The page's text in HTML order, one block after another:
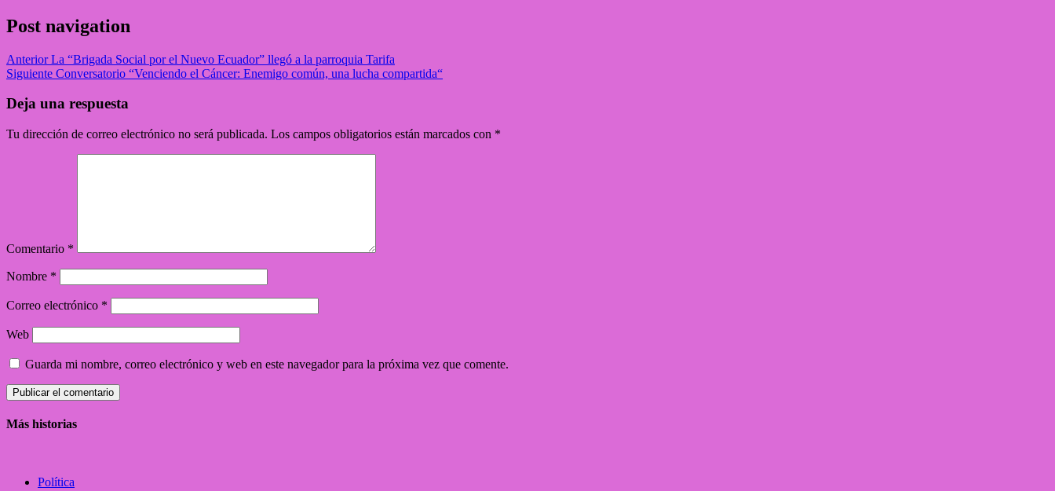
Post navigation
AnteriorLa “Brigada Social por el Nuevo Ecuador” llegó a la parroquia Tarifa
Siguiente Conversatorio “Venciendo el Cáncer: Enemigo común, una lucha compartida“
Deja una respuesta
Tu dirección de correo electrónico no será publicada. Los campos obligatorios están marcados con *
Comentario *
Nombre *
Correo electrónico *
Web
Guarda mi nombre, correo electrónico y web en este navegador para la próxima vez que comente.
Más historias
Política